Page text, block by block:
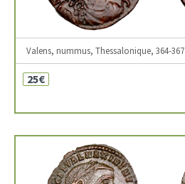
Valens, nummus, Thessalonique, 364-367
25€